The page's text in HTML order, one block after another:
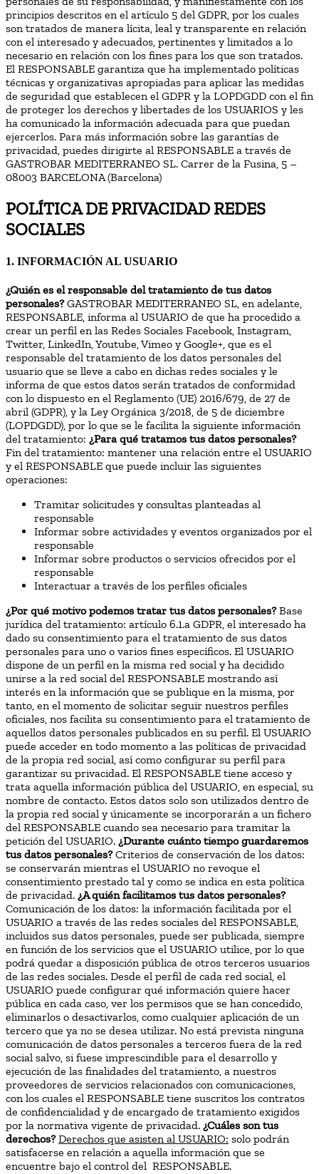
principios descritos en el artículo 5 del GDPR, por los cuales
son tratados de manera lícita, leal y transparente en relación
con el interesado y adecuados, pertinentes y limitados a lo
necesario en relación con los fines para los que son tratados.
El RESPONSABLE garantiza que ha implementado políticas
técnicas y organizativas apropiadas para aplicar las medidas
de seguridad que establecen el GDPR y la LOPDGDD con el fin
de proteger los derechos y libertades de los USUARIOS y les
ha comunicado la información adecuada para que puedan
ejercerlos. Para más información sobre las garantías de
privacidad, puedes dirigirte al RESPONSABLE a través de
GASTROBAR MEDITERRANEO SL. Carrer de la Fusina, 5 –
08003 BARCELONA (Barcelona)
POLÍTICA DE PRIVACIDAD REDES
SOCIALES
1. INFORMACIÓN AL USUARIO
¿Quién es el responsable del tratamiento de tus datos
personales?GASTROBAR MEDITERRANEO SL, en adelante,
RESPONSABLE, informa al USUARIO de que ha procedido a
crear un perfil en las Redes Sociales Facebook, Instagram,
Twitter, LinkedIn, Youtube, Vimeo y Google+, que es el
responsable del tratamiento de los datos personales del
usuario que se lleve a cabo en dichas redes sociales y le
informa de que estos datos serán tratados de conformidad
con lo dispuesto en el Reglamento (UE) 2016/679, de 27 de
abril (GDPR), y la Ley Orgánica 3/2018, de 5 de diciembre
(LOPDGDD), por lo que se le facilita la siguiente información
del tratamiento: ¿Para qué tratamos tus datos personales?
Fin del tratamiento: mantener una relación entre el USUARIO
y el RESPONSABLE que puede incluir las siguientes
operaciones:
Tramitar solicitudes y consultas planteadas al
responsable
Informar sobre actividades y eventos organizados por el
responsable
Informar sobre productos o servicios ofrecidos por el
responsable
Interactuar a través de los perfiles oficiales
¿Por qué motivo podemos tratar tus datos personales?Base
jurídica del tratamiento: artículo 6.1.a GDPR, el interesado ha
dado su consentimiento para el tratamiento de sus datos
personales para uno o varios fines específicos. El USUARIO
dispone de un perfil en la misma red social y ha decidido
unirse a la red social del RESPONSABLE mostrando así
interés en la información que se publique en la misma, por
tanto, en el momento de solicitar seguir nuestros perfiles
oficiales, nos facilita su consentimiento para el tratamiento de
aquellos datos personales publicados en su perfil. El USUARIO
puede acceder en todo momento a las políticas de privacidad
de la propia red social, así como configurar su perfil para
garantizar su privacidad. El RESPONSABLE tiene acceso y
trata aquella información pública del USUARIO, en especial, su
nombre de contacto. Estos datos solo son utilizados dentro de
la propia red social y únicamente se incorporarán a un fichero
del RESPONSABLE cuando sea necesario para tramitar la
petición del USUARIO. ¿Durante cuánto tiempo guardaremos
tus datos personales?Criterios de conservación de los datos:
se conservarán mientras el USUARIO no revoque el
consentimiento prestado tal y como se indica en esta política
de privacidad. ¿A quién facilitamos tus datos personales?
Comunicación de los datos: la información facilitada por el
USUARIO a través de las redes sociales del RESPONSABLE,
incluidos sus datos personales, puede ser publicada, siempre
en función de los servicios que el USUARIO utilice, por lo que
podrá quedar a disposición pública de otros terceros usuarios
de las redes sociales. Desde el perfil de cada red social, el
USUARIO puede configurar qué información quiere hacer
pública en cada caso, ver los permisos que se han concedido,
eliminarlos o desactivarlos, como cualquier aplicación de un
tercero que ya no se desea utilizar. No está prevista ninguna
comunicación de datos personales a terceros fuera de la red
social salvo, si fuese imprescindible para el desarrollo y
ejecución de las finalidades del tratamiento, a nuestros
proveedores de servicios relacionados con comunicaciones,
con los cuales el RESPONSABLE tiene suscritos los contratos
de confidencialidad y de encargado de tratamiento exigidos
por la normativa vigente de privacidad. ¿Cuáles son tus
derechos? Derechos que asisten al USUARIO: solo podrán
satisfacerse en relación a aquella información que se
encuentre bajo el control del RESPONSABLE.